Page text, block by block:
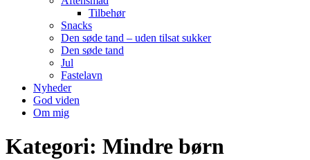
Tilbehør
Snacks
Den søde tand – uden tilsat sukker
Den søde tand
Jul
Fastelavn
Nyheder
God viden
Om mig
Kategori: Mindre børn